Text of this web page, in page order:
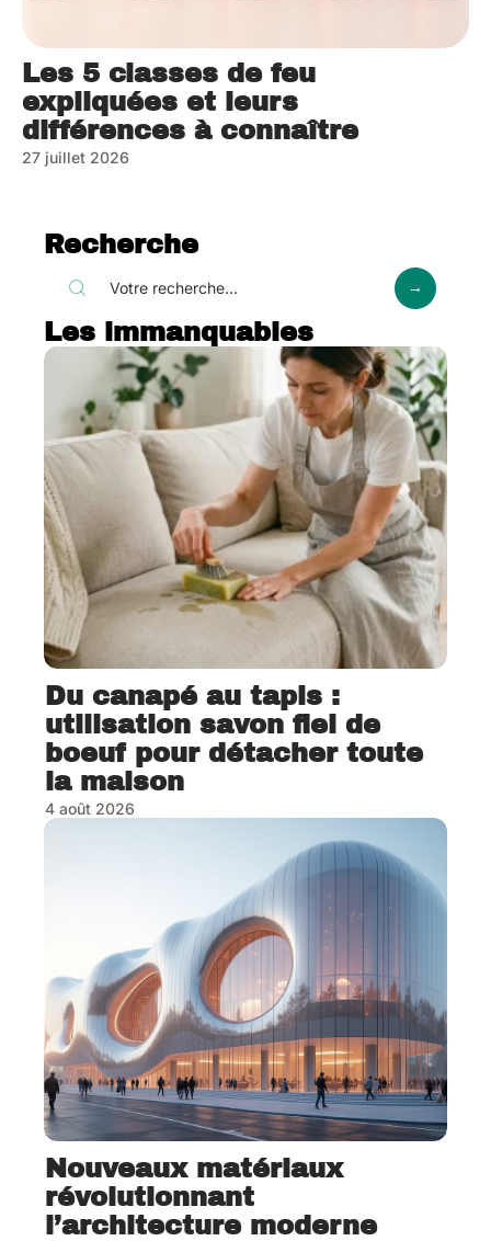
Les 5 classes de feu
expliquées et leurs
différences à connaître
27 juillet 2026
Recherche
Les immanquables
Du canapé au tapis :
utilisation savon fiel de
boeuf pour détacher toute
la maison
4 août 2026
Nouveaux matériaux
révolutionnant
l’architecture moderne